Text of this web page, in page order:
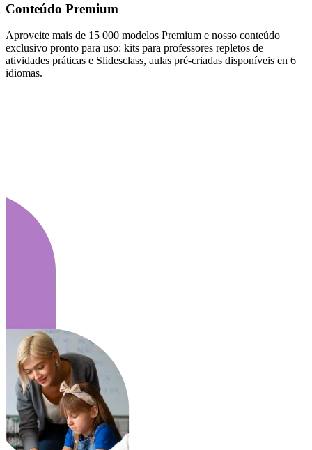
Conteúdo Premium
Aproveite mais de 15 000 modelos Premium e nosso conteúdo
exclusivo pronto para uso: kits para professores repletos de
atividades práticas e Slidesclass, aulas pré-criadas disponíveis en 6
idiomas.